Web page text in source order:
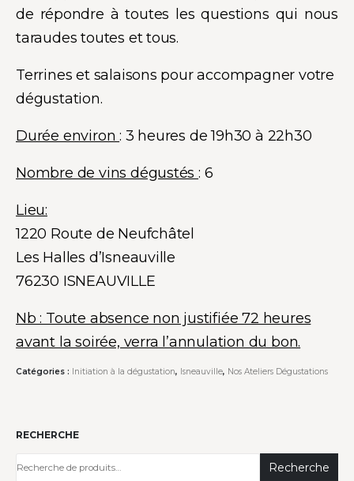
de répondre à toutes les questions qui nous
taraudes toutes et tous.
Terrines et salaisons pour accompagner votre
dégustation.
Durée environ: 3 heures de 19h30 à 22h30
Nombre de vins dégustés: 6
Lieu:
1220 Route de Neufchâtel
Les Halles d’Isneauville
76230 ISNEAUVILLE
Nb : Toute absence non justifiée 72 heures
avant la soirée, verra l’annulation du bon.
Catégories : Initiation à la dégustation, Isneauville, Nos Ateliers Dégustations
RECHERCHE
Recherche